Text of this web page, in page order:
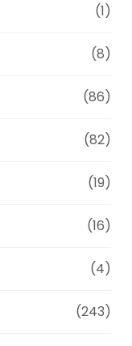
(1)
(8)
(86)
(82)
(19)
(16)
(4)
(243)